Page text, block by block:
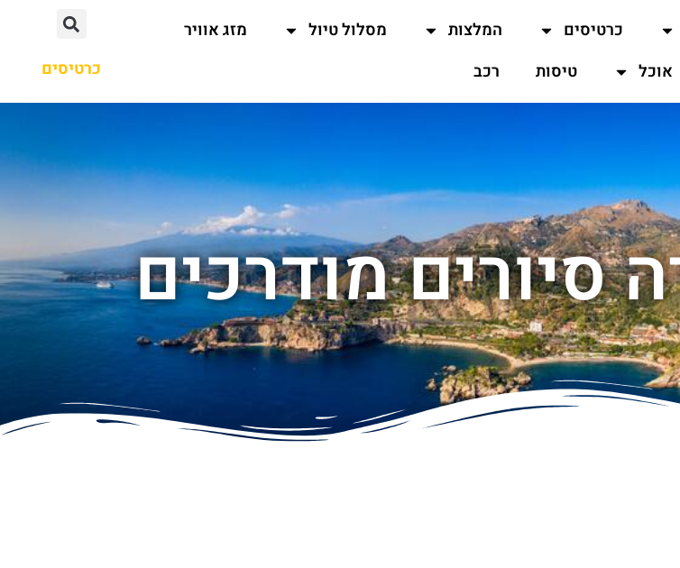
כרטיסים המלצות מסלול טיול
מזג אוויר
אוכל
טיסות רכב כרטיסים
סיורים מודרכים